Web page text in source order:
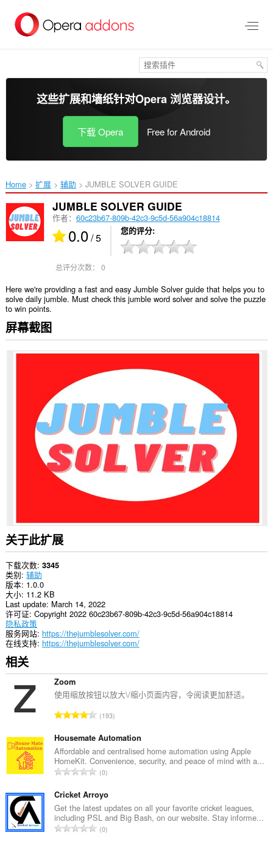
这些扩展和墙纸针对Opera 浏览器设计。
下载 Opera Free for Android
Home 扩展 辅助 JUMBLE SOLVER GUIDE‎
JUMBLE SOLVER GUIDE
作者： 60c23b67-809b-42c3-9c5d-56a904c18814
0.0/ 5 您的评分
总评分次数： 0
Here we're providing a fast and easy Jumble Solver guide that helps you to
solve daily jumble. Must check this jumble word solver and solve the puzzle
to win points.
屏幕截图
关于此扩展
下载次数 3345
类别 辅助
版本 1.0.0
大小 11.2 KB
Last update March 14, 2022
许可证 Copyright 2022 60c23b67-809b-42c3-9c5d-56a904c18814
隐私政策
服务网站 https://thejumblesolver.com/
在线支持 https://thejumblesolver.com/
相关
Zoom
使用缩放按钮以放大\/缩小页面内容，令阅读更加舒适。
总
分
次
数
：
193
Housemate Automation
Affordable and centralised home automation using Apple
HomeKit. Convenience, security, and peace of mind with a...
总
分
次
数
：
0
Cricket Arroyo
Get the latest updates on all your favorite cricket leagues,
including PSL and Big Bash, on our website. Stay informe...
总
0